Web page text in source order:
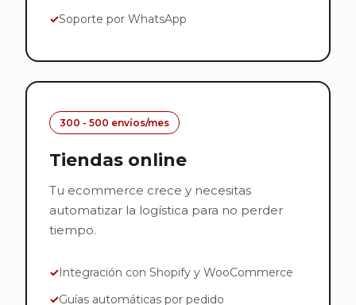
Soporte por WhatsApp
300 - 500 envíos/mes
Tiendas online
Tu ecommerce crece y necesitas
automatizar la logística para no perder
tiempo.
Integración con Shopify y WooCommerce
Guías automáticas por pedido